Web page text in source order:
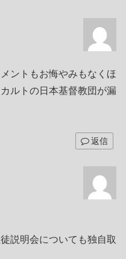
ントもお悔やみもなくほ
ルトの日本基督教団が漏
返信
説明会についても独自取